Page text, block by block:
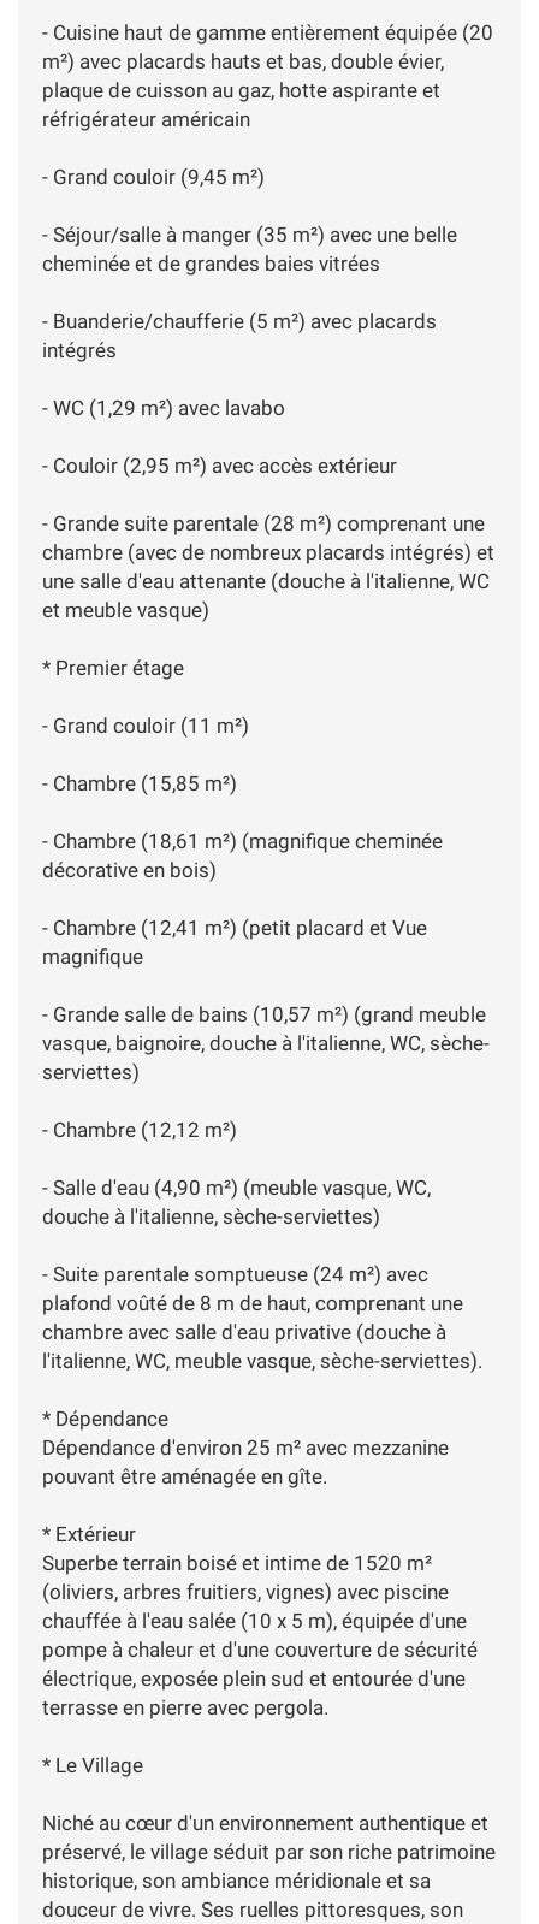
- Cuisine haut de gamme entièrement équipée (20
m²) avec placards hauts et bas, double évier,
plaque de cuisson au gaz, hotte aspirante et
réfrigérateur américain
- Grand couloir (9,45 m²)
- Séjour/salle à manger (35 m²) avec une belle
cheminée et de grandes baies vitrées
- Buanderie/chaufferie (5 m²) avec placards
intégrés
- WC (1,29 m²) avec lavabo
- Couloir (2,95 m²) avec accès extérieur
- Grande suite parentale (28 m²) comprenant une
chambre (avec de nombreux placards intégrés) et
une salle d'eau attenante (douche à l'italienne, WC
et meuble vasque)
* Premier étage
- Grand couloir (11 m²)
- Chambre (15,85 m²)
- Chambre (18,61 m²) (magnifique cheminée
décorative en bois)
- Chambre (12,41 m²) (petit placard et Vue
magnifique
- Grande salle de bains (10,57 m²) (grand meuble
vasque, baignoire, douche à l'italienne, WC, sèche-
serviettes)
- Chambre (12,12 m²)
- Salle d'eau (4,90 m²) (meuble vasque, WC,
douche à l'italienne, sèche-serviettes)
- Suite parentale somptueuse (24 m²) avec
plafond voûté de 8 m de haut, comprenant une
chambre avec salle d'eau privative (douche à
l'italienne, WC, meuble vasque, sèche-serviettes).
* Dépendance
Dépendance d'environ 25 m² avec mezzanine
pouvant être aménagée en gîte.
* Extérieur
Superbe terrain boisé et intime de 1520 m²
(oliviers, arbres fruitiers, vignes) avec piscine
chauffée à l'eau salée (10 x 5 m), équipée d'une
pompe à chaleur et d'une couverture de sécurité
électrique, exposée plein sud et entourée d'une
terrasse en pierre avec pergola.
* Le Village
Niché au cœur d'un environnement authentique et
préservé, le village séduit par son riche patrimoine
historique, son ambiance méridionale et sa
douceur de vivre. Ses ruelles pittoresques, son